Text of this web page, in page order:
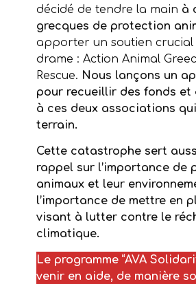
décidé de tendre la main à
grecques de protection
apporter un soutien
drame : Action Animal
Rescue. Nous lançons un
pour recueillir des fonds et
à ces deux associations
terrain.
Cette catastrophe sert
rappel sur l’importance de
animaux et leur
l’importance de mettre en
visant à lutter contre le
climatique.
Le programme “AVA
venir en aide, de manière